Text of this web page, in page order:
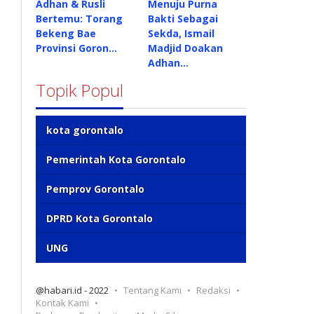
Adhan & Rusli
Bertemu: Torang
Bekeng Bae
Provinsi Goron…
Menuju Purna
Bakti Sebagai
Sekda, Ismail
Madjid Doakan
Adhan…
Topik Popul
kota gorontalo
Pemerintah Kota Gorontalo
Pemprov Gorontalo
DPRD Kota Gorontalo
UNG
@habari.id - 2022 Tentang Kami
Redaksi
Kontak Kami